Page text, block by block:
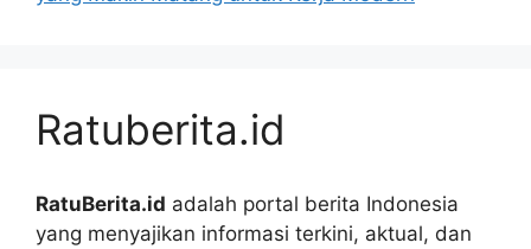
Ratuberita.id
RatuBerita.id adalah portal berita Indonesia
yang menyajikan informasi terkini, aktual, dan